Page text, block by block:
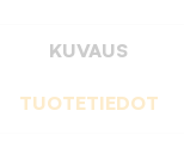
KUVAUS
TUOTETIEDOT